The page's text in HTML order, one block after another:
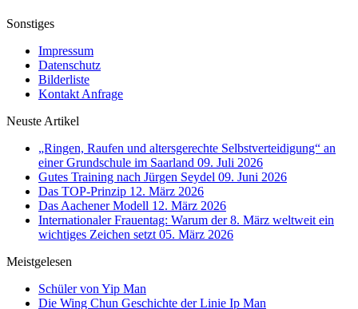
Sonstiges
Impressum
Datenschutz
Bilderliste
Kontakt Anfrage
Neuste Artikel
„Ringen, Raufen und altersgerechte Selbstverteidigung“ an
einer Grundschule im Saarland 09. Juli 2026
Gutes Training nach Jürgen Seydel 09. Juni 2026
Das TOP-Prinzip 12. März 2026
Das Aachener Modell 12. März 2026
Internationaler Frauentag: Warum der 8. März weltweit ein
wichtiges Zeichen setzt05. März 2026
Meistgelesen
Schüler von Yip Man
Die Wing Chun Geschichte der Linie Ip Man